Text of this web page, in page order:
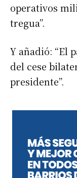
operativos
tregua”.
Y añadió: “El
del cese
presidente”.